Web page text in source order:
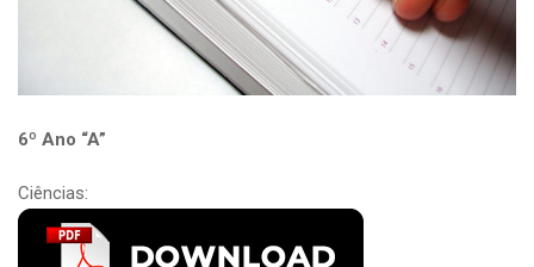
6º Ano “A”
Ciências: